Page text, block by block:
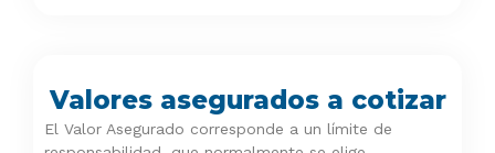
Valores asegurados a cotizar
El Valor Asegurado corresponde a un límite de